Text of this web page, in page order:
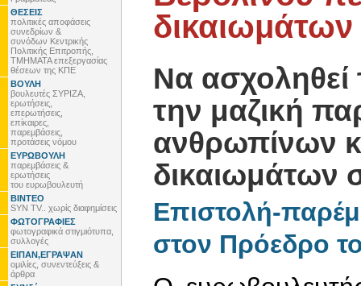
ΘΕΣΕΙΣ
πολιτικές αποφάσεις
συνεδρίων &
συνόδων Κεντρικής
Πολιτικής Επιτροπής,
ΤΜΗΜΑΤΑ επεξεργασίας
θέσεων της ΚΠΕ
ΒΟΥΛΗ
βουλευτές ΣΥΡΙΖΑ,
ερωτήσεις,
επερωτήσεις,
επίκαιρες,
παρεμβάσεις,
προτάσεις νόμου
ΕΥΡΩΒΟΥΛΗ
παρεμβάσεις &
ερωτήσεις
του ευρωβουλευτή
ΒΙΝΤΕΟ
SYN TV.. χωρίς διαφημίσεις
ΦΩΤΟΓΡΑΦΙΕΣ
φωτογραφικά στιγμιότυπα,
συλλογές
ΕΙΠΑΝ,ΕΓΡΑΨΑΝ
ομιλίες, συνεντεύξεις &
άρθρα
δικαιωμάτων
Να ασχοληθεί
την μαζική
ανθρωπίνων
δικαιωμάτων
Επιστολή-
στον Πρόεδρο